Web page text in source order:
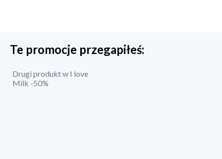
Te promocje przegapiłeś:
Drugi produkt w I love
Milk -50%